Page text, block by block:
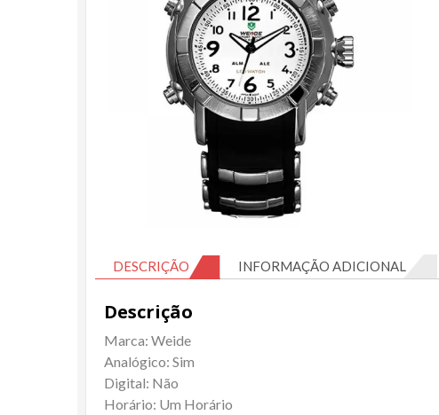
DESCRIÇÃO INFORMAÇÃO ADICIONAL
Descrição
Marca: Weide
Analógico: Sim
Digital: Não
Horário: Um Horário